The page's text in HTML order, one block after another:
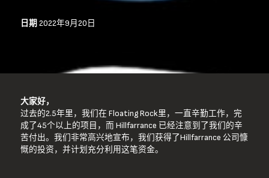
日期 2022年9月20日
大家好，
过去的2.5年里，我们在 Floating Rock里，一直辛勤工作，完
成了45个以上的项目，而 Hillfarrance 已经注意到了我们的辛
苦付出。我们非常高兴地宣布，我们获得了Hillfarrance 公司慷
慨的投资，并计划充分利用这笔资金。